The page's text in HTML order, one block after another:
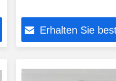
Erhalten Sie